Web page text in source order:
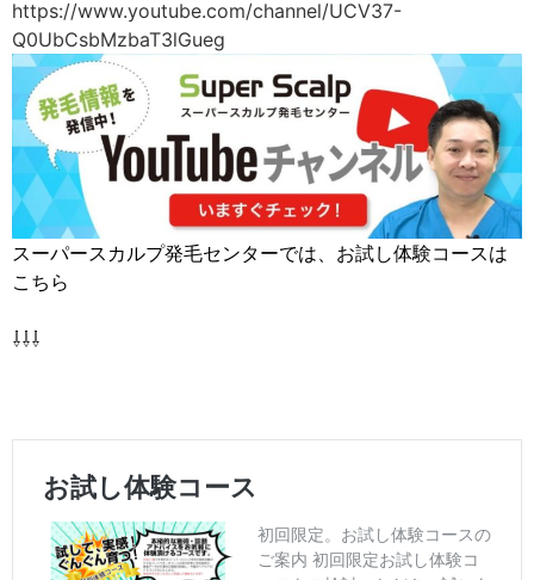
https://www.youtube.com/channel/UCV37-
Q0UbCsbMzbaT3lGueg
スーパースカルプ発毛センターでは、お試し体験コースは
こちら
⇩⇩⇩